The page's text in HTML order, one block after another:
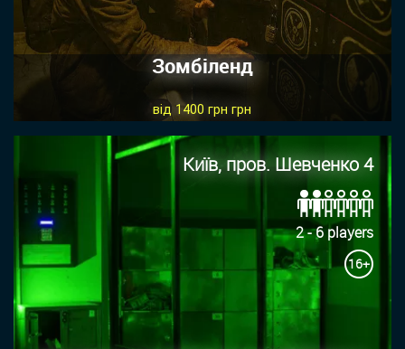
Зомбіленд
від 1400 грн грн
Київ, пров. Шевченко 4
2 - 6 players
16+